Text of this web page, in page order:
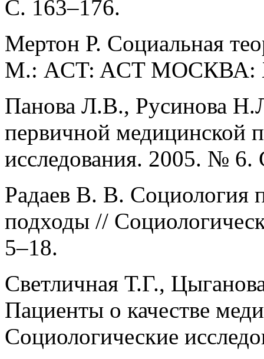
C. 163–176.
Мертон Р. Социальная
М.: ACT: ACT МОСКВА:
Панова Л.В., Русинова
первичной медицинской
исследования. 2005. № 6.
Радаев В. В. Социология
подходы //
5–18.
Светличная Т.Г.,
Пациенты о качестве
Социологические